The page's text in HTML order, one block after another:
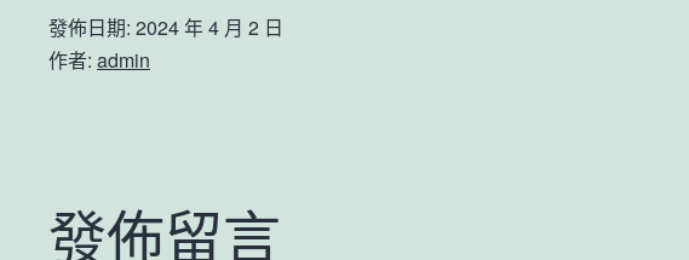
發佈日期: 2024 年 4 月 2 日
作者: admin
發佈留言